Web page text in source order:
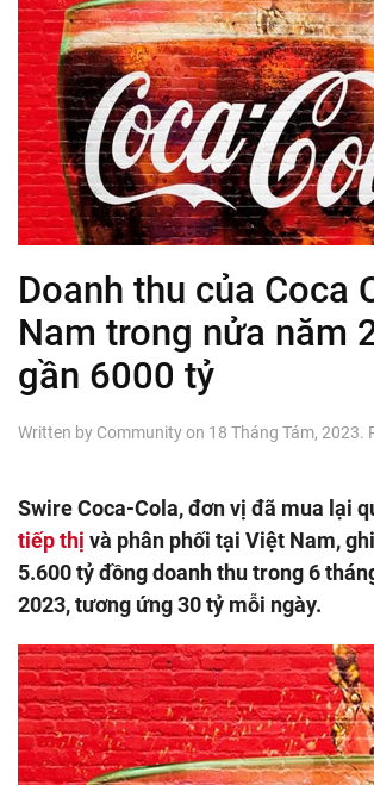
Doanh thu của Coca
Nam trong nửa năm
gần 6000 tỷ
Written by Communityon 18 Tháng Tám, 2023.
Swire Coca-Cola, đơn vị đã mua lại
tiếp thị và phân phối tại Việt Nam,
5.600 tỷ đồng doanh thu trong 6
2023, tương ứng 30 tỷ mỗi ngày.